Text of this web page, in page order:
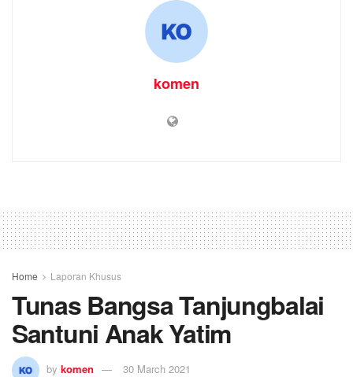
komen
Home Laporan Khusus
Tunas Bangsa Tanjungbalai
Santuni Anak Yatim
by komen 30 March 2021